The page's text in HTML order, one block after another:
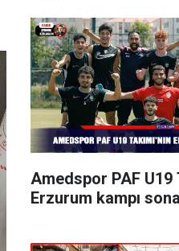
Amedspor PAF U19
Erzurum kampı